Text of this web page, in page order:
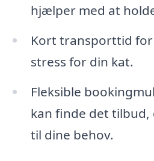
hjælper med at
Kort transporttid
stress for din kat.
Fleksible
kan finde det tilbud,
til dine behov.